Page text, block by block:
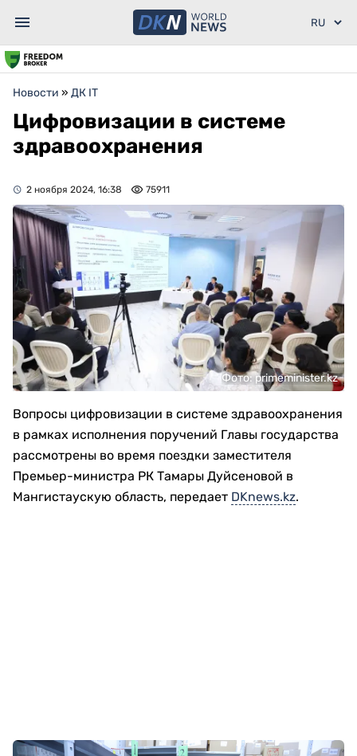
Новости » ДК IT
Цифровизации в системе
здравоохранения
2 ноября 2024, 16:38 75911
Фото: primeminister.kz
Вопросы цифровизации в системе здравоохранения
в рамках исполнения поручений Главы государства
рассмотрены во время поездки заместителя
Премьер-министра РК Тамары Дуйсеновой в
Мангистаускую область, передает DKnews.kz.